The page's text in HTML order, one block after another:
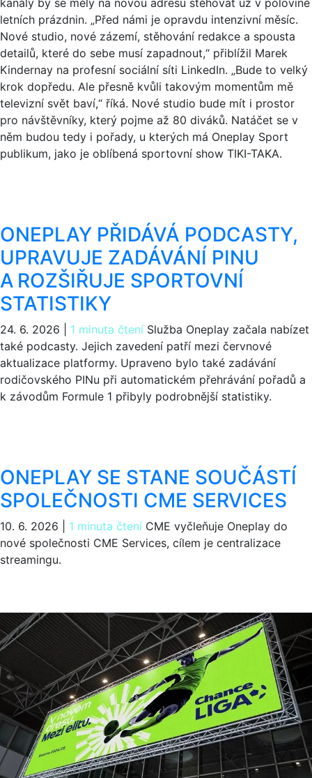
letních prázdnin. „Před námi je opravdu intenzivní měsíc.
Nové studio, nové zázemí, stěhování redakce a spousta
detailů, které do sebe musí zapadnout,“ přiblížil Marek
Kindernay na profesní sociální síti LinkedIn. „Bude to velký
krok dopředu. Ale přesně kvůli takovým momentům mě
televizní svět baví,“ říká. Nové studio bude mít i prostor
pro návštěvníky, který pojme až 80 diváků. Natáčet se v
něm budou tedy i pořady, u kterých má Oneplay Sport
publikum, jako je oblíbená sportovní show TIKI-TAKA.
ONEPLAY PŘIDÁVÁ PODCASTY,
UPRAVUJE ZADÁVÁNÍ PINU
A ROZŠIŘUJE SPORTOVNÍ
STATISTIKY
24. 6. 2026 1 minuta čtení Služba Oneplay začala nabízet
také podcasty. Jejich zavedení patří mezi červnové
aktualizace platformy. Upraveno bylo také zadávání
rodičovského PINu při automatickém přehrávání pořadů a
k závodům Formule 1 přibyly podrobnější statistiky.
ONEPLAY SE STANE SOUČÁSTÍ
SPOLEČNOSTI CME SERVICES
10. 6. 2026 1 minuta čtení CME vyčleňuje Oneplay do
nové společnosti CME Services, cílem je centralizace
streamingu.